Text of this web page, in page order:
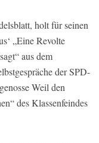
holt für seinen
„Eine Revolte
aus dem
der SPD-
Weil den
des Klassenfeindes